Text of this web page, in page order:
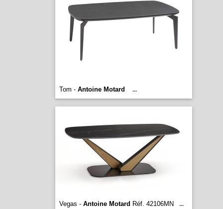
Tom - Antoine Motard ...
Vegas - Antoine Motard Réf. 42106MN ...